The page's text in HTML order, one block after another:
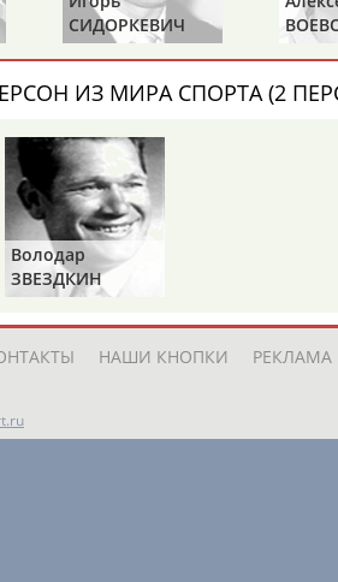
– Мастер спорта
00006664);
Марина
ДЕТИ" (прямая
Марина Шпехт
(Проект:
НАШИ КНОПКИ РЕКЛАМА
СИДОРКЕВИЧ
ВОЕВОДИН
ИЗ МИРА СПОРТА (2
Володар
ЗВЕЗДКИН